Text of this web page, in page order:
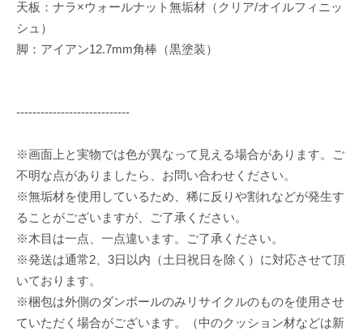
天板：ナラ×ウォールナット無垢材（クリア/オイルフィニッ
シュ）
脚：アイアン12.7mm角棒（黒塗装）
----------------------------
※画面上と実物では色が異なって見える場合があります。ご
不明な点がありましたら、お問い合わせください。
※無垢材を使用しているため、稀に反りや割れなどが発生す
ることがございますが、ご了承ください。
※木目は一点、一点違います。ご了承ください。
※発送は通常2、3日以内（土日祝日を除く）に対応させて頂
いております。
※梱包は外側のダンボールのみリサイクルのものを使用させ
ていただく場合がございます。（中のクッション材などは新